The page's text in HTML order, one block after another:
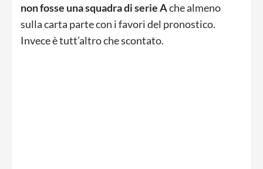
non fosse una squadra di serie Ache almeno
sulla carta parte con i favori del pronostico.
Invece è tutt’altro che scontato.